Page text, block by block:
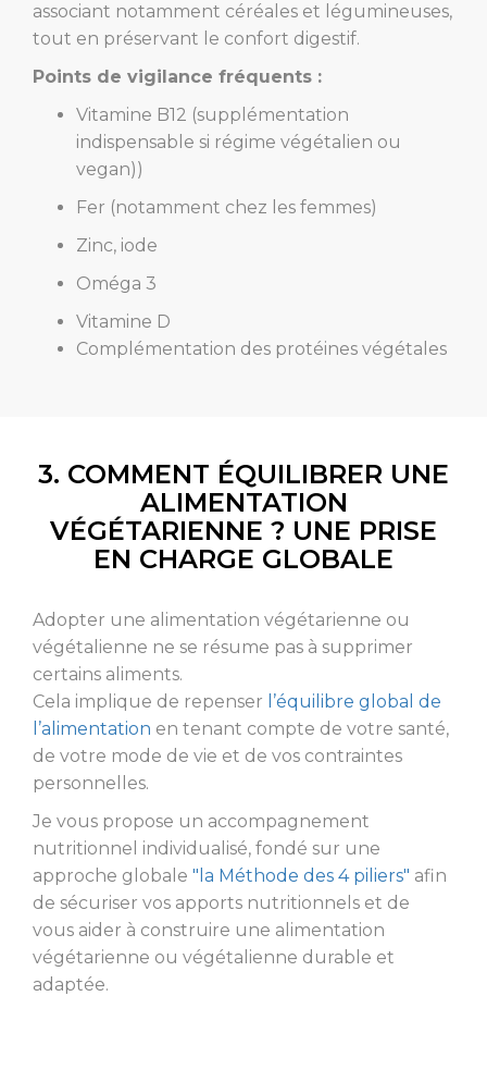
associant notamment céréales et légumineuses,
tout en préservant le confort digestif.
Points de vigilance fréquents :
Vitamine B12 (supplémentation
indispensable si régime végétalien ou
vegan))
Fer (notamment chez les femmes)
Zinc, iode
Oméga 3
Vitamine D
Complémentation des protéines végétales
3. COMMENT ÉQUILIBRER UNE
ALIMENTATION
VÉGÉTARIENNE ? UNE PRISE
EN CHARGE GLOBALE
Adopter une alimentation végétarienne ou
végétalienne ne se résume pas à supprimer
certains aliments.
Cela implique de repenser l’équilibre global de
l’alimentation en tenant compte de votre santé,
de votre mode de vie et de vos contraintes
personnelles.
Je vous propose un accompagnement
nutritionnel individualisé, fondé sur une
approche globale "la Méthode des 4 piliers" afin
de sécuriser vos apports nutritionnels et de
vous aider à construire une alimentation
végétarienne ou végétalienne durable et
adaptée.